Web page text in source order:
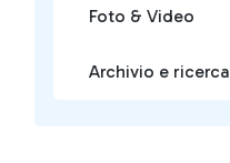
Foto & Video
Archivio e ricerca